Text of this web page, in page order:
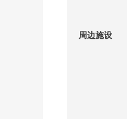
周边施设